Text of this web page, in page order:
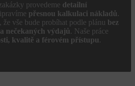
provedeme detailní
přesnou kalkulaci nákladů.
vše bude probíhat podle plánu bez
nečekaných výdajů. Naše práce
kvalitě a férovém přístupu.